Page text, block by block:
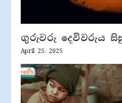
ගුරුවරු දෙවිවරුය
April 25, 2025